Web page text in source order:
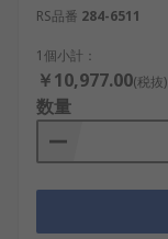
RS品番 284-6511
1個小計：
￥10,977.00(税抜)
数量